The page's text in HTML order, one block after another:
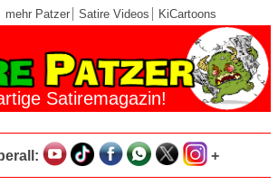
mehr Patzer Satire Videos KiCartoons
Satiremagazin!
+